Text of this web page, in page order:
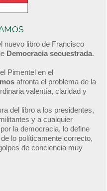
nuevo libro de Francisco
Democracia secuestrada.
Pimentel en el
afronta el problema de la
valentía, claridad y
del libro a los presidentes,
y a cualquier
la democracia, lo define
lo políticamente correcto,
de conciencia muy